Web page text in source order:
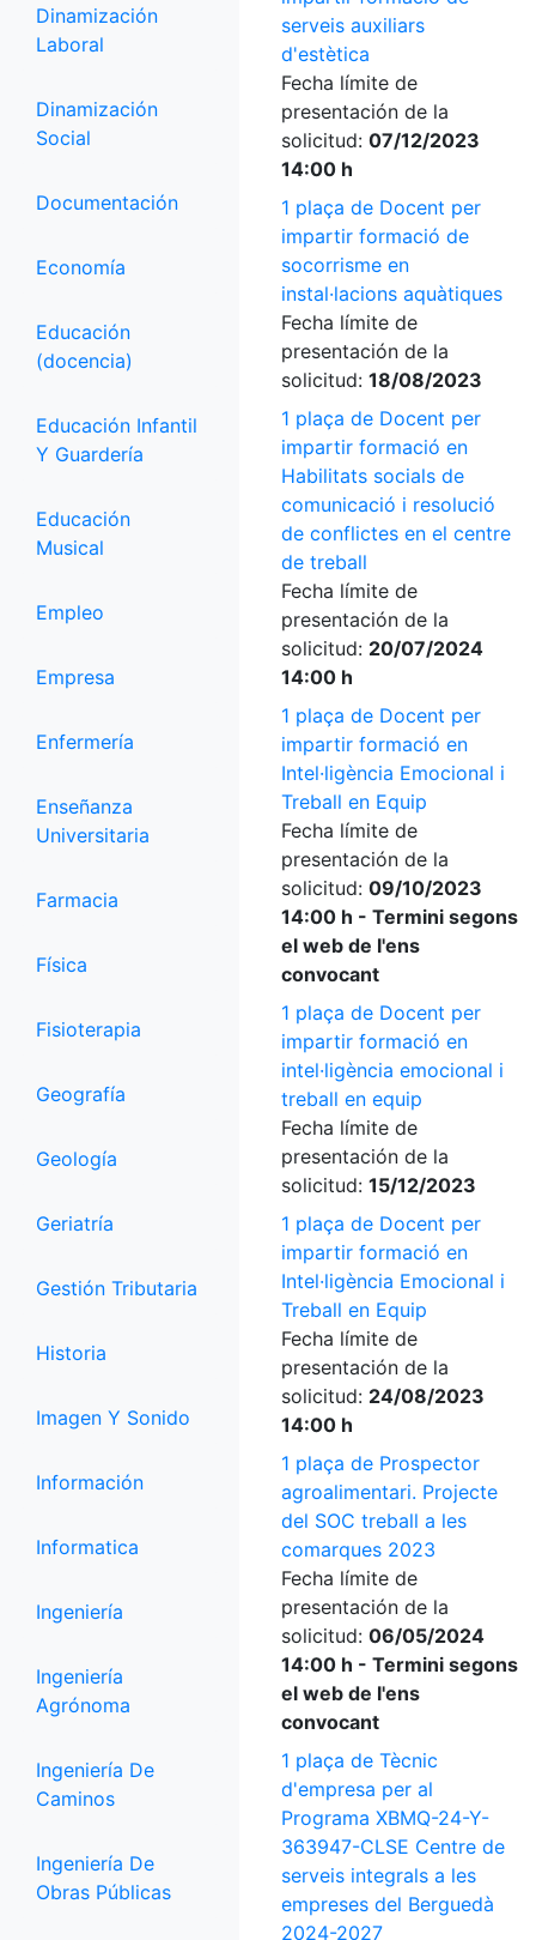
Dinamización
Laboral
Dinamización
Social
Documentación
Economía
Educación
(docencia)
Educación Infantil
Y Guardería
Educación
Musical
Empleo
Empresa
Enfermería
Enseñanza
Universitaria
Farmacia
Física
Fisioterapia
Geografía
Geología
Geriatría
Gestión Tributaria
Historia
Imagen Y Sonido
Información
Informatica
Ingeniería
Ingeniería
Agrónoma
Ingeniería De
Caminos
Ingeniería De
Obras Públicas
serveis auxiliars
d'estètica
Fecha límite de
presentación de la
solicitud: 07/12/2023
14:00 h
1 plaça de Docent per
impartir formació de
socorrisme en
instal·lacions aquàtiques
Fecha límite de
presentación de la
solicitud: 18/08/2023
1 plaça de Docent per
impartir formació en
Habilitats socials de
comunicació i resolució
de conflictes en el centre
de treball
Fecha límite de
presentación de la
solicitud: 20/07/2024
14:00 h
1 plaça de Docent per
impartir formació en
Intel·ligència Emocional i
Treball en Equip
Fecha límite de
presentación de la
solicitud: 09/10/2023
14:00 h - Termini segons
el web de l'ens
convocant
1 plaça de Docent per
impartir formació en
intel·ligència emocional i
treball en equip
Fecha límite de
presentación de la
solicitud: 15/12/2023
1 plaça de Docent per
impartir formació en
Intel·ligència Emocional i
Treball en Equip
Fecha límite de
presentación de la
solicitud: 24/08/2023
14:00 h
1 plaça de Prospector
agroalimentari. Projecte
del SOC treball a les
comarques 2023
Fecha límite de
presentación de la
solicitud: 06/05/2024
14:00 h - Termini segons
el web de l'ens
convocant
1 plaça de Tècnic
d'empresa per al
Programa XBMQ-24-Y-
363947-CLSE Centre de
serveis integrals a les
empreses del Berguedà
2024-2027